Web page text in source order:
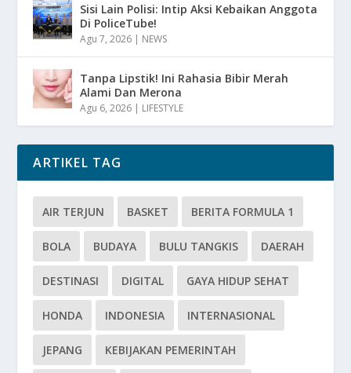
Sisi Lain Polisi: Intip Aksi Kebaikan Anggota
Di PoliceTube!
Agu 7, 2026 | NEWS
Tanpa Lipstik! Ini Rahasia Bibir Merah
Alami Dan Merona
Agu 6, 2026 | LIFESTYLE
ARTIKEL TAG
AIR TERJUN BASKET BERITA FORMULA 1
BOLA BUDAYA BULU TANGKIS DAERAH
DESTINASI DIGITAL GAYA HIDUP SEHAT
HONDA INDONESIA INTERNASIONAL
JEPANG KEBIJAKAN PEMERINTAH